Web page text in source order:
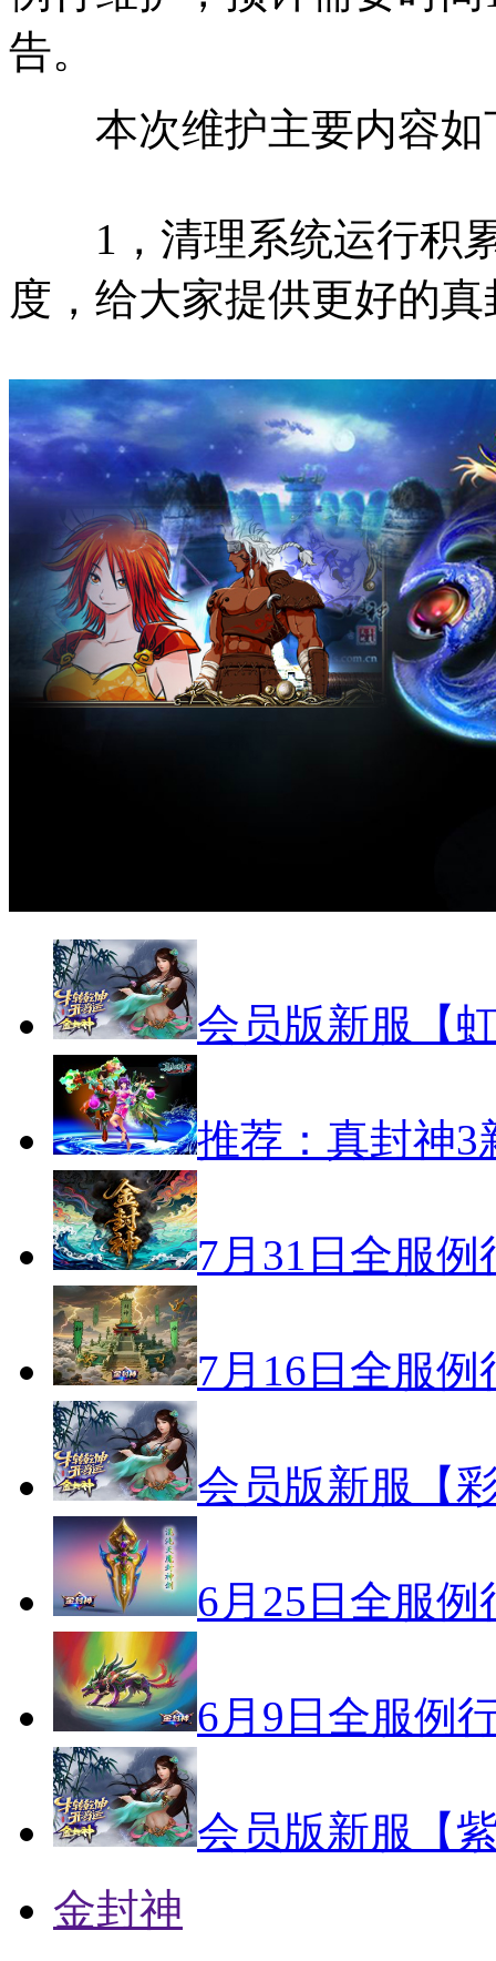
告。
本次维护主要内容如
1，清理系统运行积累
度，给大家提供更好的
会员版新服【
推荐：真封神3
7月31日全服
7月16日全服
会员版新服【
6月25日全服
6月9日全服例
会员版新服【
金封神